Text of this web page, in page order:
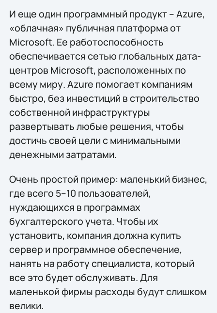
И еще один программный продукт – Azure,
«облачная» публичная платформа от
Microsoft. Ее работоспособность
обеспечивается сетью глобальных дата-
центров Microsoft, расположенных по
всему миру. Azure помогает компаниям
быстро, без инвестиций в строительство
собственной инфраструктуры
развертывать любые решения, чтобы
достичь своей цели с минимальными
денежными затратами.
Очень простой пример: маленький бизнес,
где всего 5–10 пользователей,
нуждающихся в программах
бухгалтерского учета. Чтобы их
установить, компания должна купить
сервер и программное обеспечение,
нанять на работу специалиста, который
все это будет обслуживать. Для
маленькой фирмы расходы будут слишком
велики.